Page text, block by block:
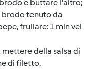
e buttare l'altro;
brodo tenuto da
frullare: 1 min vel
della salsa di
di filetto.